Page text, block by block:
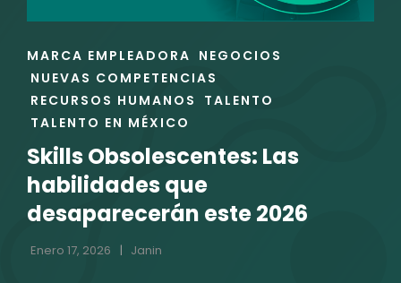
ENLACES
DE
LAS
CATEGORÍAS
MARCA EMPLEADORA NEGOCIOS
NUEVAS COMPETENCIAS
RECURSOS HUMANOS
TALENTO
TALENTO EN MÉXICO
Skills Obsolescentes: Las
habilidades que
desaparecerán este 2026
Enero 17, 2026 Janin